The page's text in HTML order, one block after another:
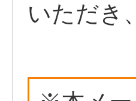
いただき